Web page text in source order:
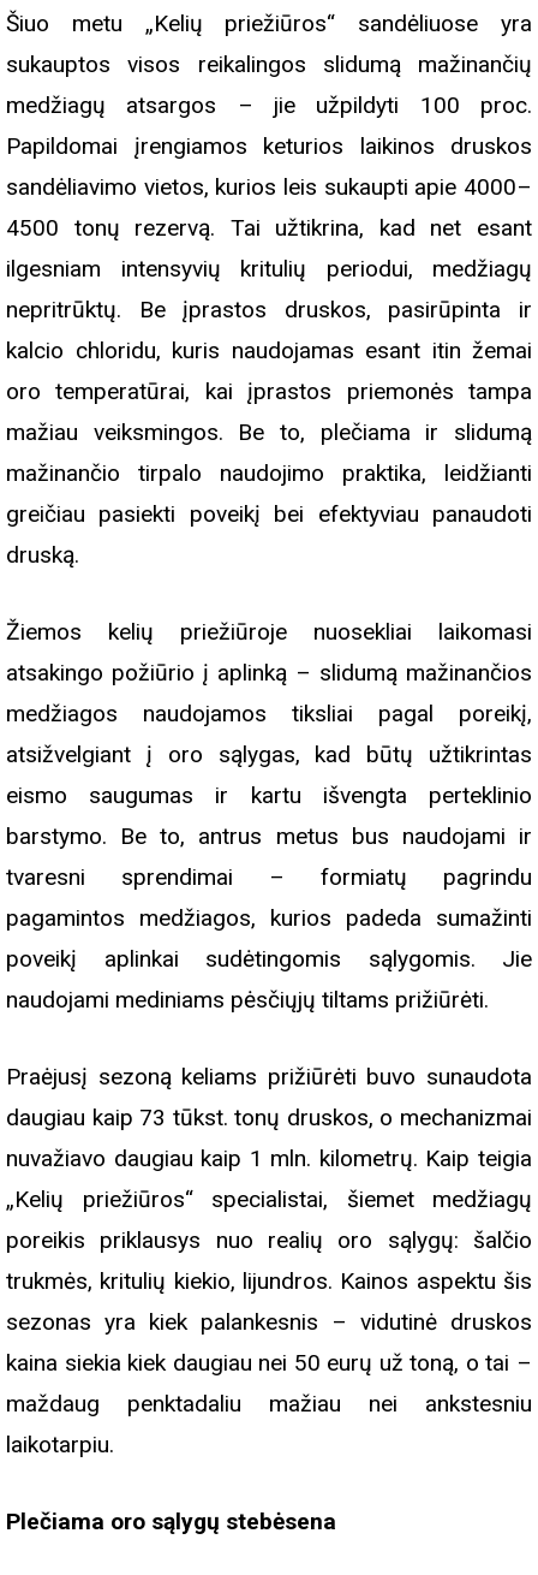
Šiuo metu „Kelių priežiūros“ sandėliuose yra
sukauptos visos reikalingos slidumą mažinančių
medžiagų atsargos – jie užpildyti 100 proc.
Papildomai įrengiamos keturios laikinos druskos
sandėliavimo vietos, kurios leis sukaupti apie 4000–
4500 tonų rezervą. Tai užtikrina, kad net esant
ilgesniam intensyvių kritulių periodui, medžiagų
nepritrūktų. Be įprastos druskos, pasirūpinta ir
kalcio chloridu, kuris naudojamas esant itin žemai
oro temperatūrai, kai įprastos priemonės tampa
mažiau veiksmingos. Be to, plečiama ir slidumą
mažinančio tirpalo naudojimo praktika, leidžianti
greičiau pasiekti poveikį bei efektyviau panaudoti
druską.
Žiemos kelių priežiūroje nuosekliai laikomasi
atsakingo požiūrio į aplinką – slidumą mažinančios
medžiagos naudojamos tiksliai pagal poreikį,
atsižvelgiant į oro sąlygas, kad būtų užtikrintas
eismo saugumas ir kartu išvengta perteklinio
barstymo. Be to, antrus metus bus naudojami ir
tvaresni sprendimai – formiatų pagrindu
pagamintos medžiagos, kurios padeda sumažinti
poveikį aplinkai sudėtingomis sąlygomis. Jie
naudojami mediniams pėsčiųjų tiltams prižiūrėti.
Praėjusį sezoną keliams prižiūrėti buvo sunaudota
daugiau kaip 73 tūkst. tonų druskos, o mechanizmai
nuvažiavo daugiau kaip 1 mln. kilometrų. Kaip teigia
„Kelių priežiūros“ specialistai, šiemet medžiagų
poreikis priklausys nuo realių oro sąlygų: šalčio
trukmės, kritulių kiekio, lijundros. Kainos aspektu šis
sezonas yra kiek palankesnis – vidutinė druskos
kaina siekia kiek daugiau nei 50 eurų už toną, o tai –
maždaug penktadaliu mažiau nei ankstesniu
laikotarpiu.
Plečiama oro sąlygų stebėsena